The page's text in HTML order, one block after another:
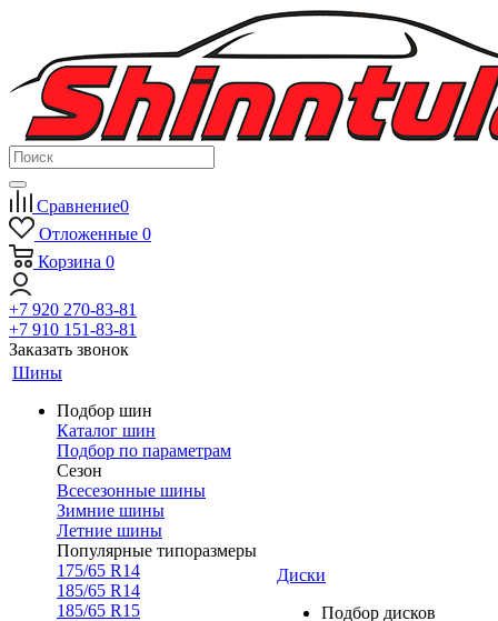
Сравнение0
Отложенные 0
Корзина 0
+7 920 270-83-81
+7 910 151-83-81
Заказать звонок
Шины
Подбор шин
Каталог шин
Подбор по параметрам
Сезон
Всесезонные шины
Зимние шины
Летние шины
Популярные типоразмеры
175/65 R14
185/65 R14
185/65 R15
Диски
Подбор дисков